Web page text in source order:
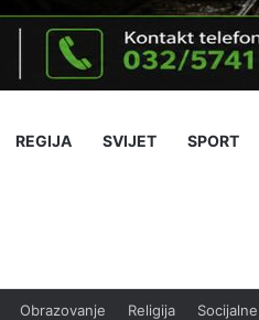
REGIJA SVIJET SPORT
Obrazovanje Religija